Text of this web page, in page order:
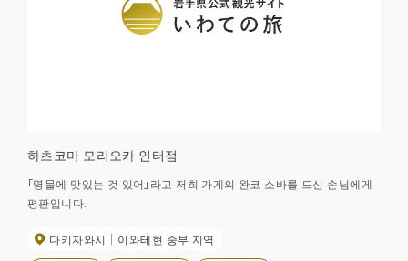
하츠코마 모리오카 인터점
「명물에 맛있는 것 있어」라고 저희 가게의 완코 소바를 드신 손님에게
평판입니다.
다키자와시 이와테현 중부 지역